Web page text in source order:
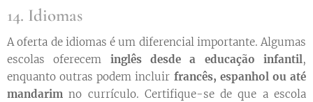
14. Idiomas
A oferta de idiomas é um diferencial importante. Algumas
escolas oferecem inglês desde a educação infantil ,
enquanto outras podem incluir francês, espanhol ou até
mandarim no currículo. Certifique-se de que a escola